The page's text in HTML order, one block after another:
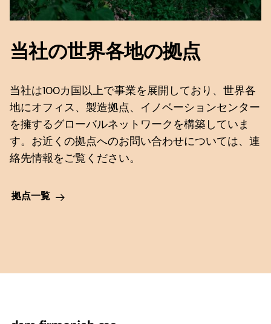
私はdsm-firmenichの
利用規約に同意
しますに同意し、dsm-firmenichが同
社のプライバシーポリシー .
送信
私はdsm-firmenichの 利用規約に同意
します
に同意し、dsm-firmenichが同
社のプライバシーポリシー .
送信
私はdsm-firmenichの
Anthropic, PBC
548 Market St Pmb 90375, San Francisco, California, US
United States
現在地
当社の世界各地の拠点
当社は100カ国以上で事業を展開しており、世界各
地にオフィス、製造拠点、イノベーションセンター
を擁するグローバルネットワークを構築していま
す。お近くの拠点へのお問い合わせについては、連
絡先情報をご覧ください。
拠点一覧